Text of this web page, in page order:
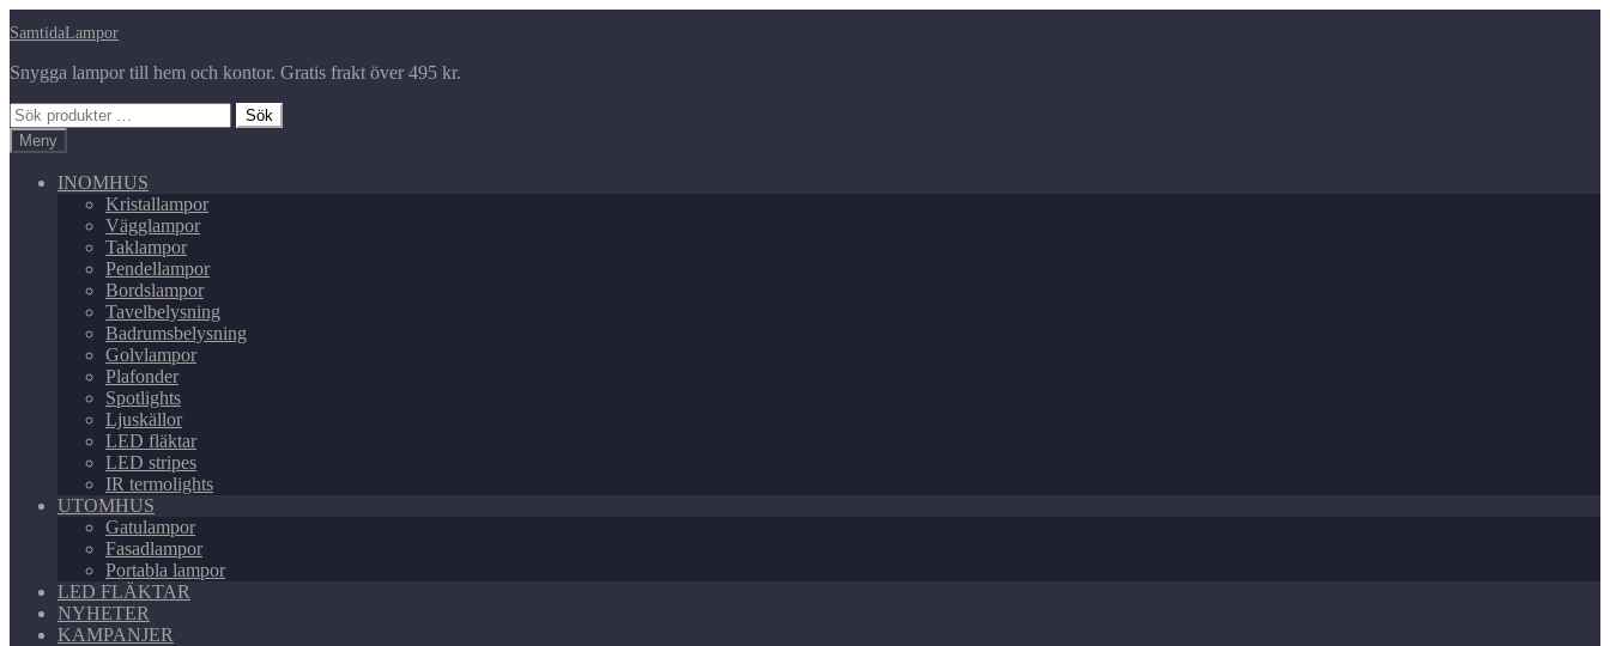
Hoppa
navigering
Hoppa
innehåll
SamtidaLampor
Snygga lampor till hem och kontor. Gratis frakt över 495 kr.
Sök
efter:
Sök
Meny
INOMHUS
Kristallampor
Vägglampor
Taklampor
Pendellampor
Bordslampor
Tavelbelysning
Badrumsbelysning
Golvlampor
Plafonder
Spotlights
Ljuskällor
LED fläktar
LED stripes
IR termolights
UTOMHUS
Gatulampor
Fasadlampor
Portabla lampor
LED FLÄKTAR
NYHETER
KAMPANJER